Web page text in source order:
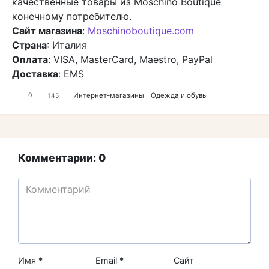
конечному потребителю.
Сайт магазина: Moschinoboutique.com
Страна: Италия
Оплата: VISA, MasterCard, Maestro, PayPal
Доставка: EMS
0 145 Интернет-магазины Одежда и обувь
Комментарии: 0
Имя * Email * Сайт